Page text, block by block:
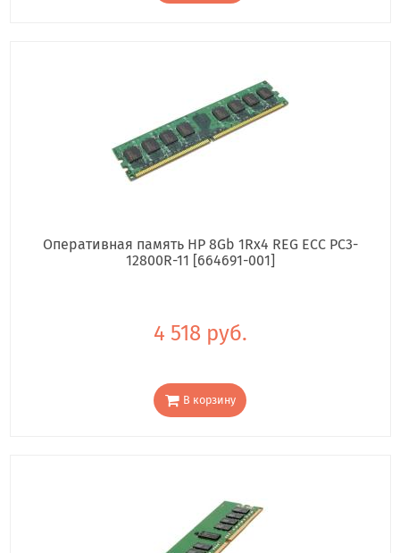
Оперативная память HP 8Gb 1Rx4 REG ECC PC3-
12800R-11 [664691-001]
4 518 руб.
В корзину